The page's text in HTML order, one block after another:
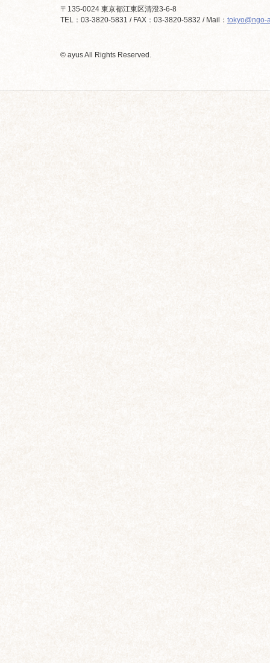
〒135-0024 東京都江東区清澄3-6-8
TEL：03-3820-5831 / FAX：03-3820-5832 / Mail： tokyo@ngo-
© ayus All Rights Reserved.